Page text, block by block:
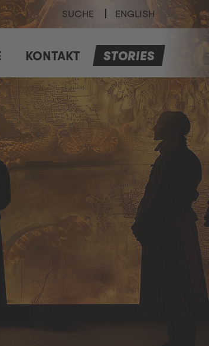
SUCHE ENGLISH
KONTAKT STORIES